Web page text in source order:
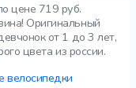
цене 719 руб.
Оригинальный
от 1 до 3 лет,
цвета из россии.
велосипедки